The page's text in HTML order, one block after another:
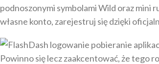
podnoszonymi symbolami Wild oraz mini
własne konto, zarejestruj się dzięki
Powinno się lecz zaakcentować, że tego